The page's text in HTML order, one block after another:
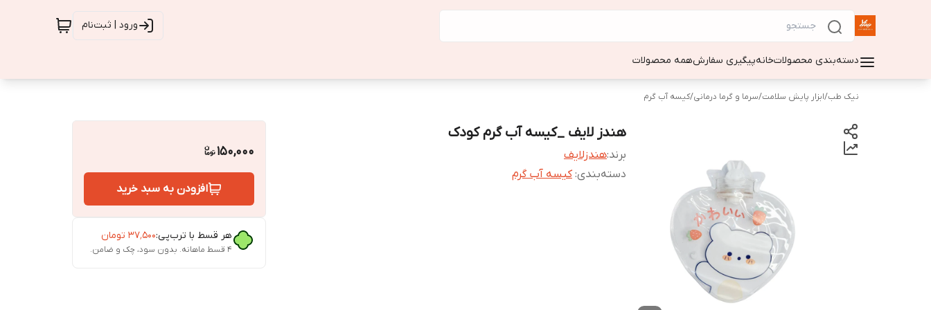
ورود | ثبت‌نام
دسته‌بندی محصولاتخانهپیگیری سفارشهمه محصولات
نیک طب/ابزار پایش سلامت/سرما و گرما درمانی/کیسه آب گرم
هندز لایف _کیسه آب گرم کودک
برند:هندزلایف
دسته‌بندی:کیسه آب گرم
150,000
افزودن به سبد خرید
هر قسط با ترب‌پی:۳۷٬۵۰۰ تومان
۴ قسط ماهانه. بدون سود، چک و ضامن.